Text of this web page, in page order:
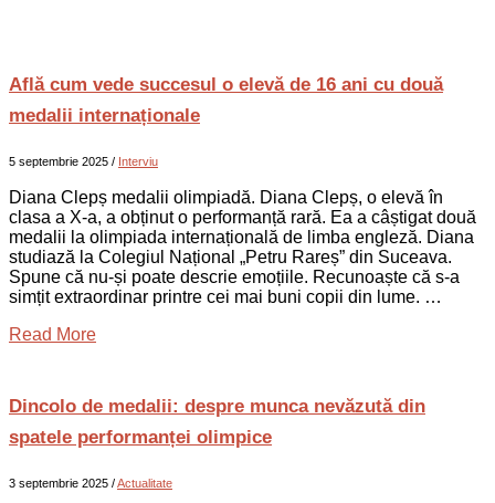
Află cum vede succesul o elevă de 16 ani cu două
medalii internaționale
5 septembrie 2025 / Interviu
Diana Clepș medalii olimpiadă. Diana Clepș, o elevă în
clasa a X-a, a obținut o performanță rară. Ea a câștigat două
medalii la olimpiada internațională de limba engleză. Diana
studiază la Colegiul Național „Petru Rareș” din Suceava.
Spune că nu-și poate descrie emoțiile. Recunoaște că s-a
simțit extraordinar printre cei mai buni copii din lume. …
Read More
Dincolo de medalii: despre munca nevăzută din
spatele performanței olimpice
3 septembrie 2025 /Actualitate